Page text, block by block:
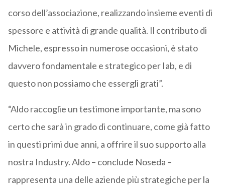
corso dell’associazione, realizzando insieme eventi di
spessore e attività di grande qualità. Il contributo di
Michele, espresso in numerose occasioni, è stato
davvero fondamentale e strategico per Iab, e di
questo non possiamo che essergli grati”.
“Aldo raccoglie un testimone importante, ma sono
certo che sarà in grado di continuare, come già fatto
in questi primi due anni, a offrire il suo supporto alla
nostra Industry. Aldo – conclude Noseda –
rappresenta una delle aziende più strategiche per la